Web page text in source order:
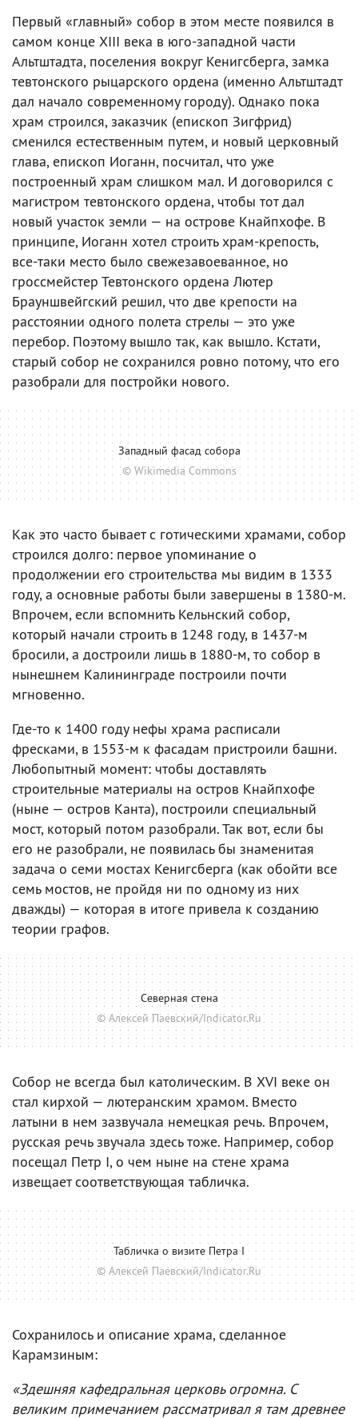
Первый «главный» собор в этом месте появился в
самом конце XIII века в юго-западной части
Альтштадта, поселения вокруг Кенигсберга, замка
тевтонского рыцарского ордена (именно Альтштадт
дал начало современному городу). Однако пока
храм строился, заказчик (епископ Зигфрид)
сменился естественным путем, и новый церковный
глава, епископ Иоганн, посчитал, что уже
построенный храм слишком мал. И договорился с
магистром тевтонского ордена, чтобы тот дал
новый участок земли — на острове Кнайпхофе. В
принципе, Иоганн хотел строить храм-крепость,
все-таки место было свежезавоеванное, но
гроссмейстер Тевтонского ордена Лютер
Брауншвейгский решил, что две крепости на
расстоянии одного полета стрелы — это уже
перебор. Поэтому вышло так, как вышло. Кстати,
старый собор не сохранился ровно потому, что его
разобрали для постройки нового.
Западный фасад собора
© Wikimedia Commons
Как это часто бывает с готическими храмами, собор
строился долго: первое упоминание о
продолжении его строительства мы видим в 1333
году, а основные работы были завершены в 1380-м.
Впрочем, если вспомнить Кельнский собор,
который начали строить в 1248 году, в 1437-м
бросили, а достроили лишь в 1880-м, то собор в
нынешнем Калининграде построили почти
мгновенно.
Где-то к 1400 году нефы храма расписали
фресками, в 1553-м к фасадам пристроили башни.
Любопытный момент: чтобы доставлять
строительные материалы на остров Кнайпхофе
(ныне — остров Канта), построили специальный
мост, который потом разобрали. Так вот, если бы
его не разобрали, не появилась бы знаменитая
задача о семи мостах Кенигсберга (как обойти все
семь мостов, не пройдя ни по одному из них
дважды) — которая в итоге привела к созданию
теории графов.
Северная стена
© Алексей Паевский/Indicator.Ru
Собор не всегда был католическим. В XVI веке он
стал кирхой — лютеранским храмом. Вместо
латыни в нем зазвучала немецкая речь. Впрочем,
русская речь звучала здесь тоже. Например, собор
посещал Петр I, о чем ныне на стене храма
извещает соответствующая табличка.
Табличка о визите Петра I
© Алексей Паевский/Indicator.Ru
Сохранилось и описание храма, сделанное
Карамзиным:
«Здешняя кафедральная церковь огромна. С
великим примечанием рассматривал я там древнее